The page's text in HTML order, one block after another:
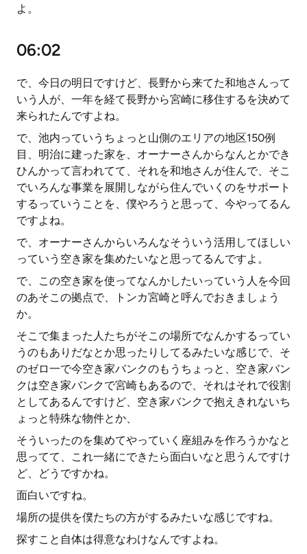
よ。
06:02
で、今日の明日ですけど、長野から来てた和地さんって
いう人が、一年を経て長野から宮崎に移住するを決めて
来られたんですよね。
で、池内っていうちょっと山側のエリアの地区150例
目、明治に建った家を、オーナーさんからなんとかでき
ひんかって言われてて、それを和地さんが住んで、そこ
でいろんな事業を展開しながら住んでいくのをサポート
するっていうことを、僕やろうと思って、今やってるん
ですよね。
で、オーナーさんからいろんなそういう活用してほしい
っていう空き家を集めたいなと思ってるんですよ。
で、この空き家を使ってなんかしたいっていう人を今回
のあそこの拠点で、トンカ宮崎と呼んでおきましょう
か。
そこで集まった人たちがそこの場所でなんかするってい
うのもありだなとか思ったりしてるみたいな感じで、そ
のゼロ一で今空き家バンクのもうちょっと、空き家バン
クは空き家バンクで宮崎もあるので、それはそれで役割
としてあるんですけど、空き家バンクで抱えきれないち
ょっと特殊な物件とか、
そういったのを集めてやっていく座組みを作ろうかなと
思ってて、これ一緒にできたら面白いなと思うんですけ
ど、どうですかね。
面白いですね。
場所の提供を僕たちの方がするみたいな感じですね。
探すこと自体は得意なわけなんですよね。